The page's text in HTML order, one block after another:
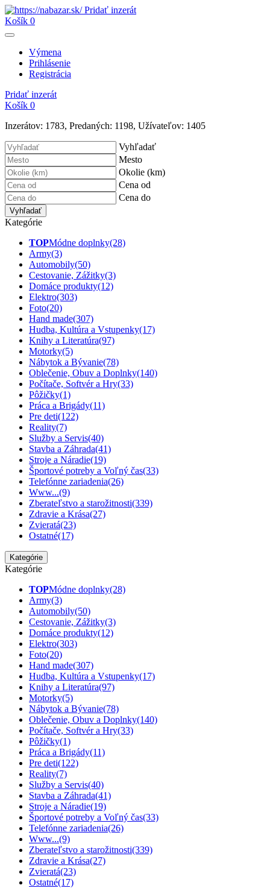
Pridať inzerát
Košík 0
Výmena
Prihlásenie
Registrácia
Pridať inzerát
Košík 0
Inzerátov: 1783, Predaných: 1198, Užívateľov: 1405
Vyhľadať
Mesto
Okolie (km)
Cena od
Cena do
Vyhľadať
Kategórie
TOPMódne doplnky(28)
Army(3)
Automobily(50)
Cestovanie, Zážitky(3)
Domáce produkty(12)
Elektro(303)
Foto(20)
Hand made(307)
Hudba, Kultúra a Vstupenky(17)
Knihy a Literatúra(97)
Motorky(5)
Nábytok a Bývanie(78)
Oblečenie, Obuv a Doplnky(140)
Počítače, Softvér a Hry(33)
Pôžičky(1)
Práca a Brigády(11)
Pre deti(122)
Reality(7)
Služby a Servis(40)
Stavba a Záhrada(41)
Stroje a Náradie(19)
Športové potreby a Voľný čas(33)
Telefónne zariadenia(26)
Www...(9)
Zberateľstvo a starožitnosti(339)
Zdravie a Krása(27)
Zvieratá(23)
Ostatné(17)
Kategórie
Kategórie
TOPMódne doplnky(28)
Army(3)
Automobily(50)
Cestovanie, Zážitky(3)
Domáce produkty(12)
Elektro(303)
Foto(20)
Hand made(307)
Hudba, Kultúra a Vstupenky(17)
Knihy a Literatúra(97)
Motorky(5)
Nábytok a Bývanie(78)
Oblečenie, Obuv a Doplnky(140)
Počítače, Softvér a Hry(33)
Pôžičky(1)
Práca a Brigády(11)
Pre deti(122)
Reality(7)
Služby a Servis(40)
Stavba a Záhrada(41)
Stroje a Náradie(19)
Športové potreby a Voľný čas(33)
Telefónne zariadenia(26)
Www...(9)
Zberateľstvo a starožitnosti(339)
Zdravie a Krása(27)
Zvieratá(23)
Ostatné(17)